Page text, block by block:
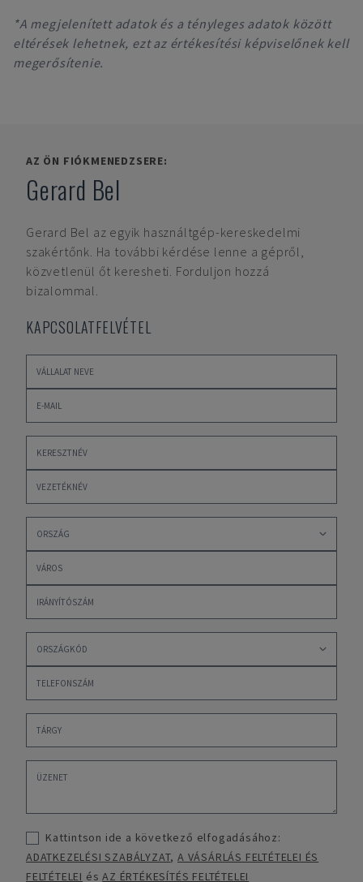
*A megjelenített adatok és a tényleges adatok között
eltérések lehetnek, ezt az értékesítési képviselőnek kell
megerősítenie.
AZ ÖN FIÓKMENEDZSERE:
Gerard Bel
Gerard Bel az egyik használtgép-kereskedelmi
szakértőnk. Ha további kérdése lenne a gépről,
közvetlenül őt keresheti. Forduljon hozzá
bizalommal.
KAPCSOLATFELVÉTEL
Kattintson ide a következő elfogadásához:
ADATKEZELÉSI SZABÁLYZAT,A VÁSÁRLÁS FELTÉTELEI ÉS
FELTÉTELEI ésAZ ÉRTÉKESÍTÉS FELTÉTELEI